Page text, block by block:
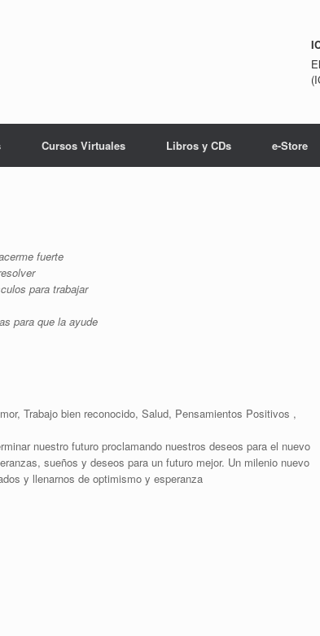
Cursos Virtuales Libros y CDs e-Store
fuerte
para trabajar
para que la ayude
Trabajo bien reconocido, Salud, Pensamientos Positivos ,
nuestro futuro proclamando nuestros deseos para el nuevo
sueños y deseos para un futuro mejor. Un milenio nuevo
y llenarnos de optimismo y esperanza